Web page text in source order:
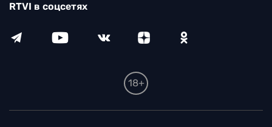
RTVI в соцсетях
18+